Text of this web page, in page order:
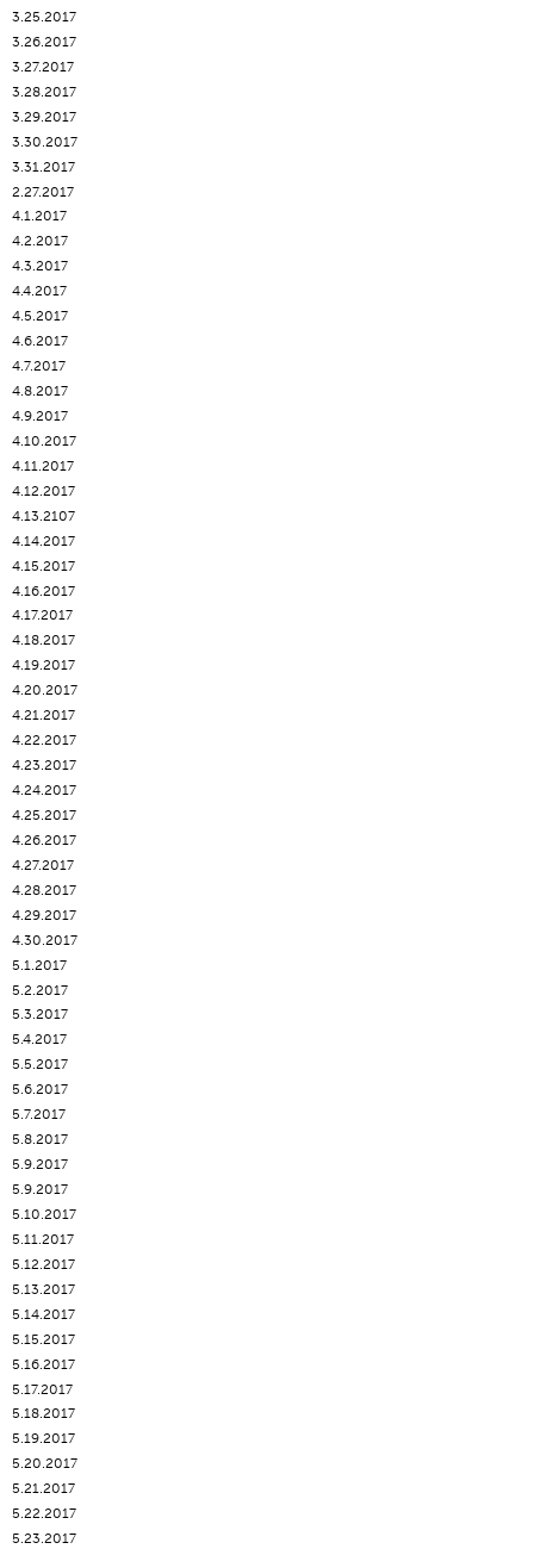
3.25.2017
3.26.2017
3.27.2017
3.28.2017
3.29.2017
3.30.2017
3.31.2017
2.27.2017
4.1.2017
4.2.2017
4.3.2017
4.4.2017
4.5.2017
4.6.2017
4.7.2017
4.8.2017
4.9.2017
4.10.2017
4.11.2017
4.12.2017
4.13.2107
4.14.2017
4.15.2017
4.16.2017
4.17.2017
4.18.2017
4.19.2017
4.20.2017
4.21.2017
4.22.2017
4.23.2017
4.24.2017
4.25.2017
4.26.2017
4.27.2017
4.28.2017
4.29.2017
4.30.2017
5.1.2017
5.2.2017
5.3.2017
5.4.2017
5.5.2017
5.6.2017
5.7.2017
5.8.2017
5.9.2017
5.9.2017
5.10.2017
5.11.2017
5.12.2017
5.13.2017
5.14.2017
5.15.2017
5.16.2017
5.17.2017
5.18.2017
5.19.2017
5.20.2017
5.21.2017
5.22.2017
5.23.2017